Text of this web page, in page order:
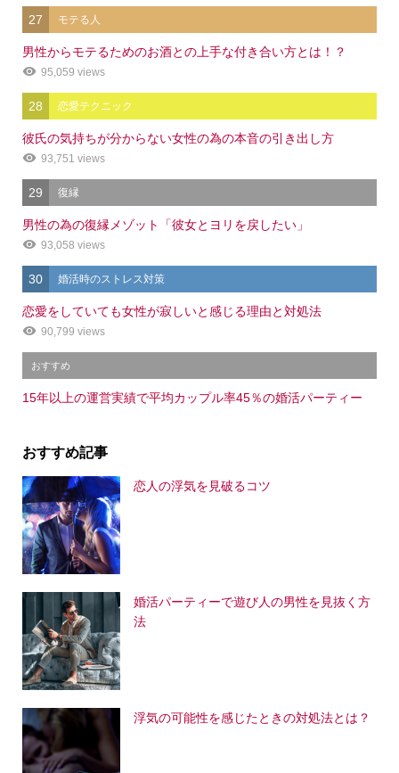
27 モテる人
男性からモテるためのお酒との上手な付き合い方とは！？
95,059 views
28 恋愛テクニック
彼氏の気持ちが分からない女性の為の本音の引き出し方
93,751 views
29 復縁
男性の為の復縁メゾット「彼女とヨリを戻したい」
93,058 views
30 婚活時のストレス対策
恋愛をしていても女性が寂しいと感じる理由と対処法
90,799 views
おすすめ
15年以上の運営実績で平均カップル率45％の婚活パーティー
おすすめ記事
恋人の浮気を見破るコツ
婚活パーティーで遊び人の男性を見抜く方
法
浮気の可能性を感じたときの対処法とは？